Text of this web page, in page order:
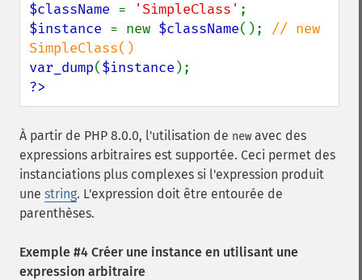
$className = 'SimpleClass'
$instance = new $className(); // new
var_dump($instance
?>
À partir de PHP 8.0.0, l'utilisation de new avec des
expressions arbitraires est supportée. Ceci permet des
instanciations plus complexes si l'expression produit
une string. L'expression doit être entourée de
parenthèses.
Exemple #4 Créer une instance en utilisant une
expression arbitraire